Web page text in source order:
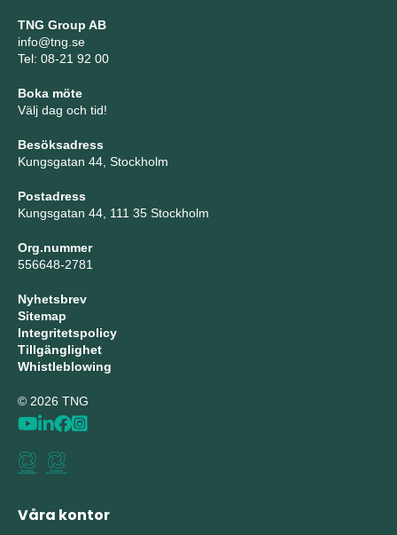
TNG Group AB
info@tng.se
Tel: 08-21 92 00
Boka möte
Välj dag och tid!
Besöksadress
Kungsgatan 44, Stockholm
Postadress
Kungsgatan 44, 111 35 Stockholm
Org.nummer
556648-2781
Nyhetsbrev
Sitemap
Integritetspolicy
Tillgänglighet
Whistleblowing
© 2026 TNG
Våra kontor